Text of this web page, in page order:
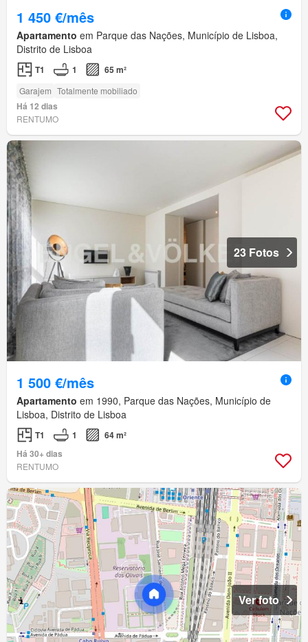
1 450 €/mês
Apartamento em Parque das Nações, Município de Lisboa,
Distrito de Lisboa
T1 1 65 m²
Garajem Totalmente mobiliado
Há 12 dias
RENTUMO
23 Fotos
1 500 €/mês
Apartamento em 1990, Parque das Nações, Município de
Lisboa, Distrito de Lisboa
T1 1
64 m²
Há 30+ dias
RENTUMO
Ver foto